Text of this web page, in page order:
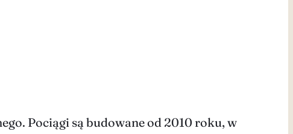
Pociągi są budowane od 2010 roku, w